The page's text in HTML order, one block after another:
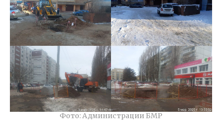
Фото: Администрации БМР